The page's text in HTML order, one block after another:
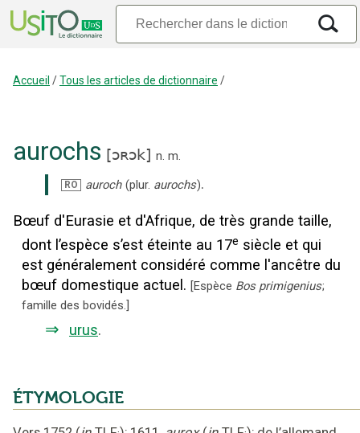
Accueil /Tous les articles de dictionnaire /
aurochs [ɔʀɔk] n. m.
RO auroch (plur. aurochs).
Bœuf d'Eurasie et d'Afrique, de très grande taille,
dont l’espèce s’est éteinte au 17e siècle et qui
est généralement considéré comme l'ancêtre du
bœuf domestique actuel. [Espèce Bos primigenius;
famille des bovidés.]
⇒ urus.
ÉTYMOLOGIE